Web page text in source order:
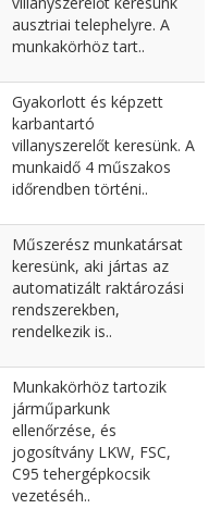
ausztriai telephelyre. A
munkakörhöz tart..
Gyakorlott és képzett
karbantartó
villanyszerelőt keresünk. A
munkaidő 4 műszakos
időrendben történi..
Műszerész munkatársat
keresünk, aki jártas az
automatizált raktározási
rendszerekben,
rendelkezik is..
Munkakörhöz tartozik
járműparkunk
ellenőrzése, és
jogosítvány LKW, FSC,
C95 tehergépkocsik
vezetéséh..